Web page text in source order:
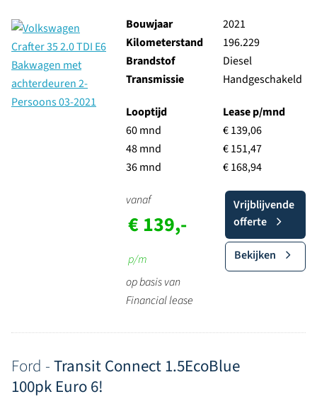
Bouwjaar
2021
Kilometerstand
196.229
Brandstof
Diesel
Transmissie
Handgeschakeld
Looptijd
60 mnd
48 mnd
36 mnd
Lease p/mnd
€ 139,06
€ 151,47
€ 168,94
vanaf
€ 139,-
p/m
op basis van
Financial lease
Vrijblijvende
offerte
Bekijken
Ford -Transit Connect 1.5EcoBlue
100pk Euro 6!